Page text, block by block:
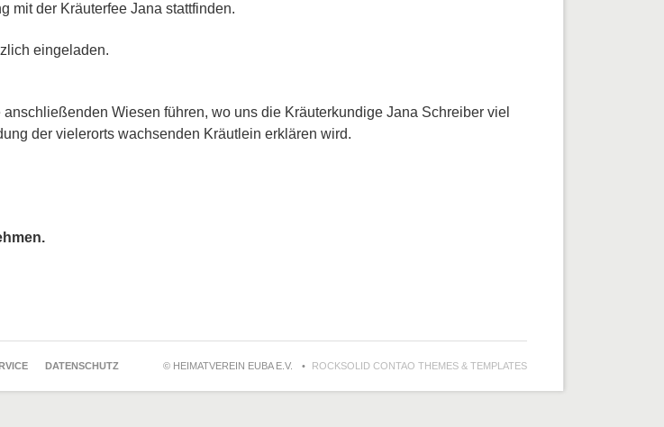
mit der Kräuterfee Jana stattfinden.
eingeladen.
Wiesen führen, wo uns die Kräuterkundige Jana Schreiber viel
der vielerorts wachsenden Kräutlein erklären wird.
DATENSCHUTZ © HEIMATVEREIN EUBA E.V. ROCKSOLID CONTAO THEMES & TEMPLATES